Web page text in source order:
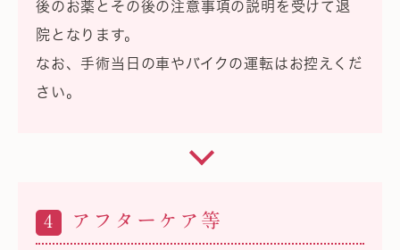
後のお薬とその後の注意事項の説明を受けて退
院となります。
なお、手術当日の車やバイクの運転はお控えくだ
さい。
4 アフターケア等